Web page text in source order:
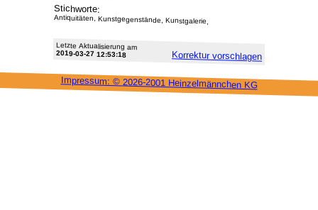
Stichworte:
Antiquitäten, Kunstgegenstände, Kunstgalerie,
Letzte Aktu­alisie­rung am
2019-03-27 12:53:18 Korrektur vor­schlagen
Impressum: © 2026-2001 Heinzel­männchen KG